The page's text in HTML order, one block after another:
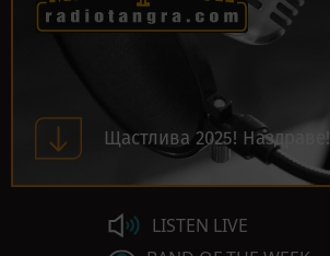
Щастлива 2025! Наздраве!
LISTEN LIVE